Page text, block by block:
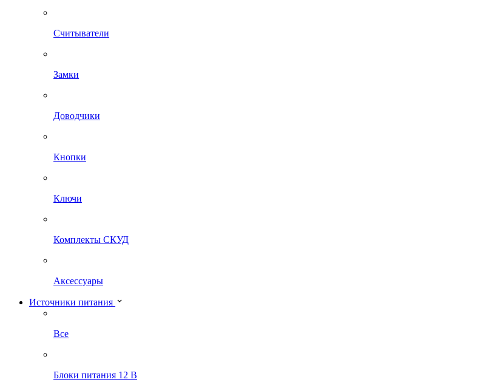
Считыватели
Замки
Доводчики
Кнопки
Ключи
Комплекты СКУД
Аксессуары
Источники питания
Все
Блоки питания 12 В